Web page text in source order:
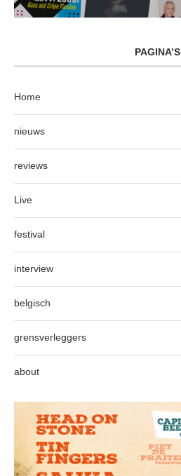
PAGINA’S
Home
nieuws
reviews
Live
festival
interview
belgisch
grensverleggers
about